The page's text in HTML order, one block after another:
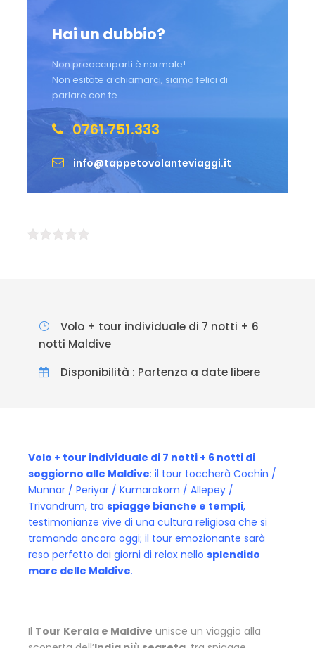
Hai un dubbio?
Non preoccuparti è normale!
Non esitate a chiamarci, siamo felici di
parlare con te.
0761.751.333
info@tappetovolanteviaggi.it
Volo + tour individuale di 7 notti + 6
notti Maldive
Disponibilità : Partenza a date libere
Volo + tour individuale di 7 notti + 6 notti di
soggiorno alle Maldive: il tour toccherà Cochin /
Munnar / Periyar / Kumarakom / Allepey /
Trivandrum, tra spiagge bianche e templi,
testimonianze vive di una cultura religiosa che si
tramanda ancora oggi; il tour emozionante sarà
reso perfetto dai giorni di relax nello splendido
mare delle Maldive.
Il Tour Kerala e Maldive unisce un viaggio alla